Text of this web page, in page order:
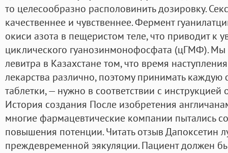
то целесообразно располовинить дозировку.
качественнее и чувственнее. Фермент
окиси азота в пещеристом теле, что приводит к
циклического гуанозинмонофосфата (цГМФ).
левитра в Казахстане том, что время
лекарства различно, поэтому принимать каждую
таблетки, — нужно в соответствии с инструкцией
История создания После изобретения
многие фармацевтические компании пытались
повышения потенции. Читать отзыв Дапоксетин
преждевременной эякуляции. Пациент должен